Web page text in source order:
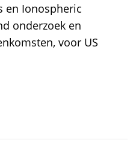
en Ionospheric
onderzoek en
voor US